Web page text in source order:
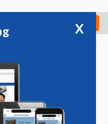
Check in
x